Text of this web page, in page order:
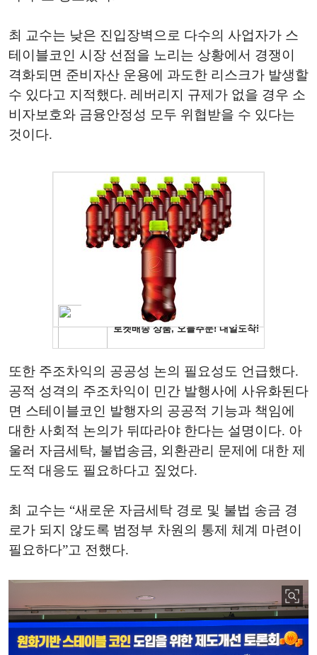
최 교수는 낮은 진입장벽으로 다수의 사업자가 스
테이블코인 시장 선점을 노리는 상황에서 경쟁이
격화되면 준비자산 운용에 과도한 리스크가 발생할
수 있다고 지적했다. 레버리지 규제가 없을 경우 소
비자보호와 금융안정성 모두 위협받을 수 있다는
것이다.
또한 주조차익의 공공성 논의 필요성도 언급했다.
공적 성격의 주조차익이 민간 발행사에 사유화된다
면 스테이블코인 발행자의 공공적 기능과 책임에
대한 사회적 논의가 뒤따라야 한다는 설명이다. 아
울러 자금세탁, 불법송금, 외환관리 문제에 대한 제
도적 대응도 필요하다고 짚었다.
최 교수는 “새로운 자금세탁 경로 및 불법 송금 경
로가 되지 않도록 범정부 차원의 통제 체계 마련이
필요하다”고 전했다.